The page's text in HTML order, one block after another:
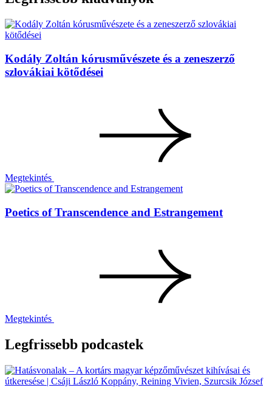
Kodály Zoltán kórusművészete és a zeneszerző
szlovákiai kötődései
Megtekintés
Poetics of Transcendence and Estrangement
Megtekintés
Legfrissebb podcastek